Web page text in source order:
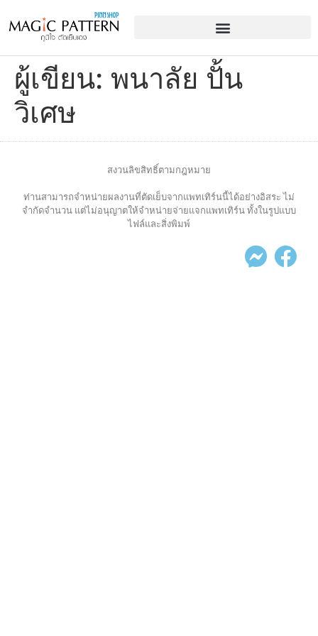
ผู้เขียน: พนาลัย ปั้น
วิเศษ
สงวนลิขสิทธิ์ตามกฎหมาย
ท่านสามารถจำหน่ายผลงานที่ตัดเย็บจากแพทเทิร์นนี้ได้อย่างอิสระ ไม่
จำกัดจำนวน แต่ไม่อนุญาตให้จำหน่ายจ่ายแจกแพทเทิร์น ทั้งในรูปแบบ
ไฟล์และสิ่งพิมพ์